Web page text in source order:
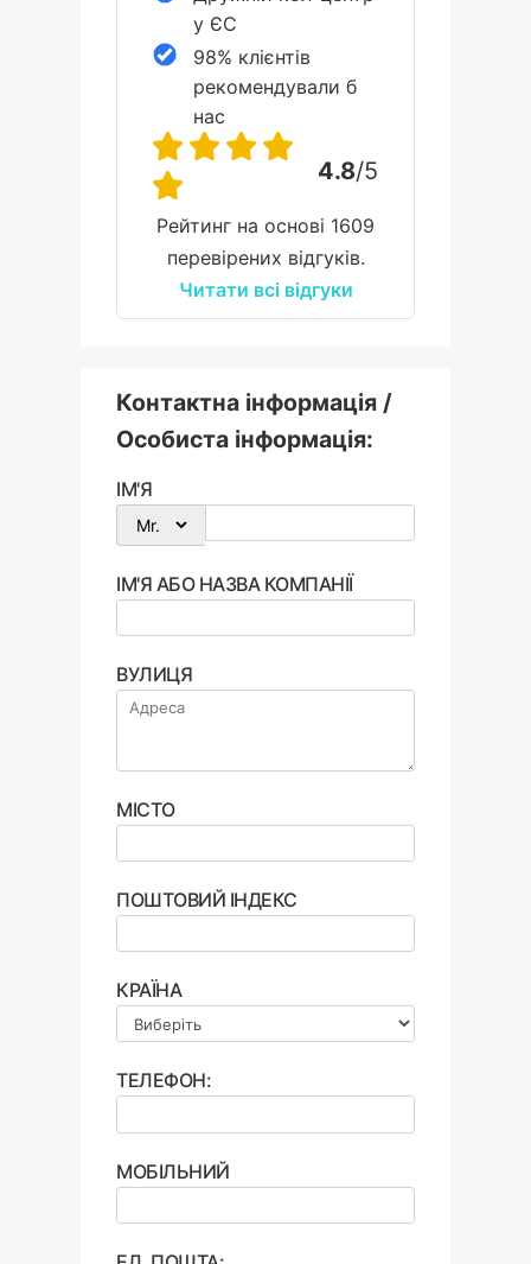
у ЄС
98% клієнтів
рекомендували б
нас
4.8/5
Рейтинг на основі 1609
перевірених відгуків.
Читати всі відгуки
Контактна інформація /
Особиста інформація:
ІМ'Я
ІМ'Я АБО НАЗВА КОМПАНІЇ
ВУЛИЦЯ
МІСТО
ПОШТОВИЙ ІНДЕКС
КРАЇНА
ТЕЛЕФОН:
МОБІЛЬНИЙ